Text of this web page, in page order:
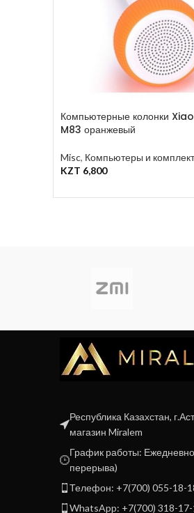
Компьютерные колонки
M83 оранжевый
Misc, Компьютеры и
KZT 6,800
Республика Казахстан,
магазин Miralem
График работы:
перерыва)
Телефон: +7(700) 055-18-
WhatsApp: +7(700) 318-17-